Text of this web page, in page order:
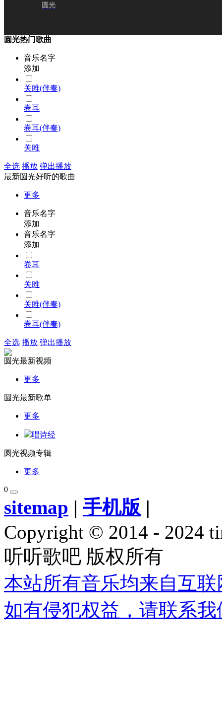
圆光
圆光热门歌曲
音乐名字
添加
关雎(伴奏)
卷耳
卷耳(伴奏)
关雎
全选 播放 弹出播放
最新圆光好听的歌曲
更多
音乐名字
添加
音乐名字
添加
卷耳
关雎
关雎(伴奏)
卷耳(伴奏)
全选 播放 弹出播放
圆光最新视频
更多
圆光最新歌单
更多
唱诗经
圆光视频专辑
更多
0
sitemap | 手机版 |
Copyright © 2014 - 2024
听听歌吧 版权所有
本站所有音乐均来自互
如有侵犯权益，请联系